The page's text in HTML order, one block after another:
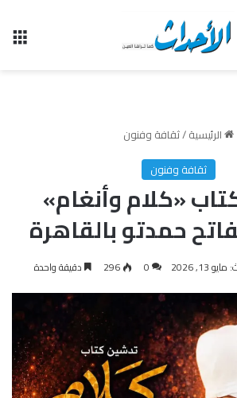
الرئيسية/ثقافة وفنون
ثقافة وفنون
«كلام وأنغام»
حمدتو بالقاهرة
13, 2026
0
296 دقيقة واحدة